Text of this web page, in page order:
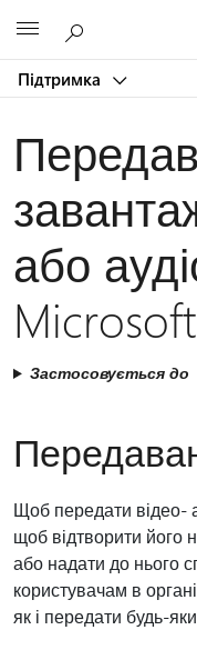
Підтримка
або
Застосовується до
Щоб передати відео-
щоб відтворити його
або надати до нього
користувачам в
як і передати будь-